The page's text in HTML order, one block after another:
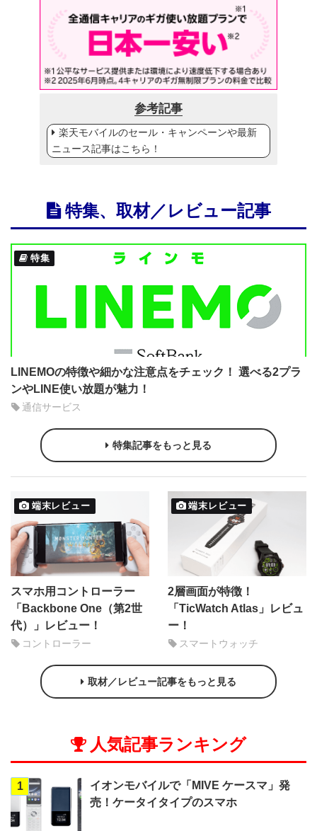
参考記事
楽天モバイルのセール・キャンペーンや最新
ニュース記事はこちら！
特集、取材／レビュー記事
特集
LINEMOの特徴や細かな注意点をチェック！ 選べる2プラ
ンやLINE使い放題が魅力！
通信サービス
特集記事をもっと見る
端末レビュー
スマホ用コントローラー
「Backbone One（第2世
代）」レビュー！
コントローラー
端末レビュー
2層画面が特徴！
「TicWatch Atlas」レビュ
ー！
スマートウォッチ
取材／レビュー記事をもっと見る
人気記事ランキング
1
イオンモバイルで「MIVE ケースマ」発
売！ケータイタイプのスマホ